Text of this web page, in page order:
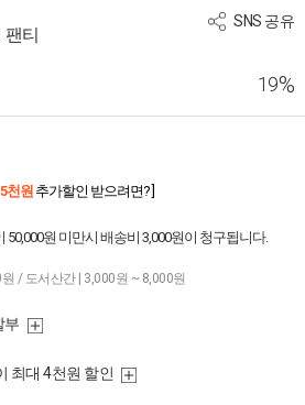
SNS 공유
팬티
19%
5천원 추가할인 받으려면? ]
50,000원 미만시 배송비 3,000원이 청구됩니다.
/ 도서산간 | 3,000원 ~ 8,000원
부
최대 4천원 할인